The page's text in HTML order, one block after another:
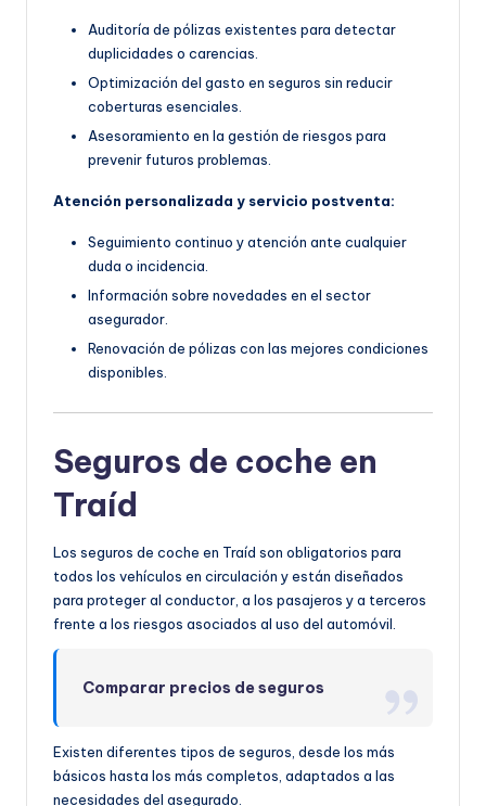
Auditoría de pólizas existentes para detectar
duplicidades o carencias.
Optimización del gasto en seguros sin reducir
coberturas esenciales.
Asesoramiento en la gestión de riesgos para
prevenir futuros problemas.
Atención personalizada y servicio postventa:
Seguimiento continuo y atención ante cualquier
duda o incidencia.
Información sobre novedades en el sector
asegurador.
Renovación de pólizas con las mejores condiciones
disponibles.
Seguros de coche en
Traíd
Los seguros de coche en Traíd son obligatorios para
todos los vehículos en circulación y están diseñados
para proteger al conductor, a los pasajeros y a terceros
frente a los riesgos asociados al uso del automóvil.
Comparar precios de seguros
Existen diferentes tipos de seguros, desde los más
básicos hasta los más completos, adaptados a las
necesidades del asegurado.